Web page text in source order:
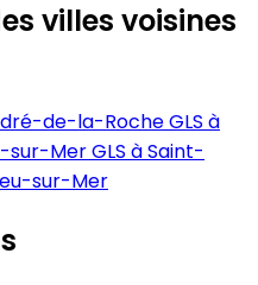
villes voisines
de-la-RocheGLS à
sur-MerGLS à Saint-
sur-Mer